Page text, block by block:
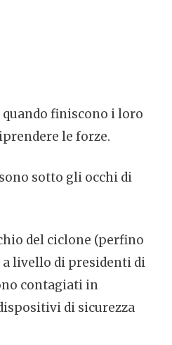
finiscono i loro
le forze.
sotto gli occhi di
del ciclone (perfino
livello di presidenti di
contagiati in
di sicurezza